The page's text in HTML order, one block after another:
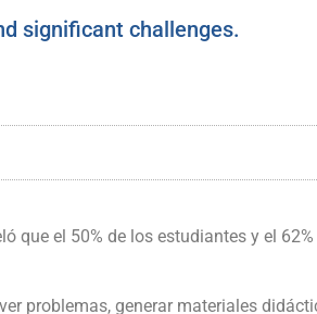
significant challenges.
que el 50% de los estudiantes y el
problemas, generar materiales